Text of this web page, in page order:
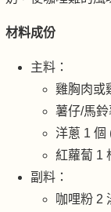
材料成份
主料：
雞胸肉或
薯仔/馬鈴
洋蔥 1 個
紅蘿蔔 1
副料：
咖哩粉 2